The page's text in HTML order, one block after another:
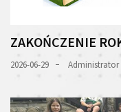
ZAKOŃCZENIE
2026-06-29 Administrator